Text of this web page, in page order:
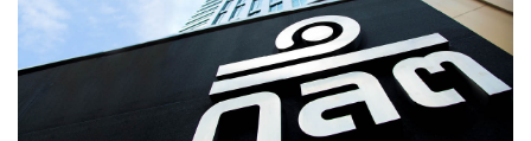
ขณะที่ธุรกิจตลาดทุนก็สามารถทำรายได้ดีเป็นประวัติการณ์
มาจากธุรกิจนายหน้าค้าหลักทรัพย์กลุ่มยังมีส่วนแบ่งตลาด
อันดับ 1 ด้านธุรกิจ Wealth Management มีจำนวนทรัพย์สิน
ภายใต้คำแนะนำ (AUA) เพิ่มเป็น 7.34 แสนล้านบาท เช่น
เดียวกับธุรกิจวาณิชธนกิจ สามารถทำรายได้ดีจากค่า